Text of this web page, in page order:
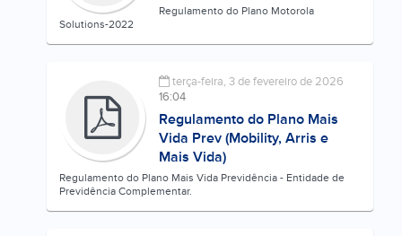
Regulamento do Plano Motorola
Solutions-2022
terça-feira, 3 de fevereiro de 2026
16:04
Regulamento do Plano Mais
Vida Prev (Mobility, Arris e
Mais Vida)
Regulamento do Plano Mais Vida Previdência - Entidade de
Previdência Complementar.